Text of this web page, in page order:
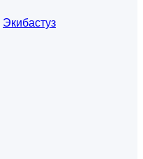
Экибастуз